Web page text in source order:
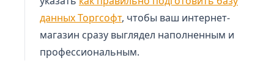
данных Торгсофт, чтобы ваш интернет-
магазин сразу выглядел наполненным и
профессиональным.